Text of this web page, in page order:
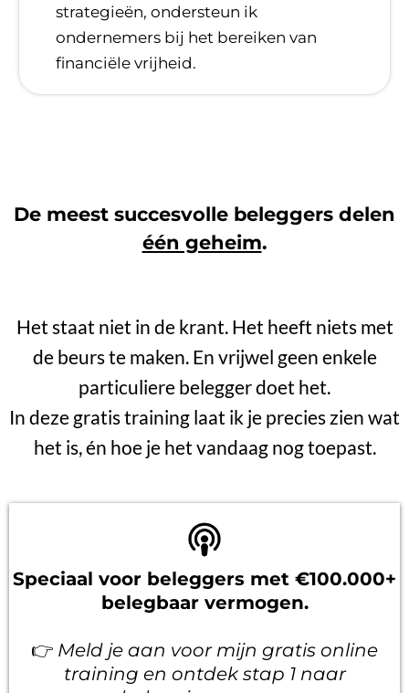
strategieën, ondersteun ik
ondernemers bij het bereiken van
financiële vrijheid.
De meest succesvolle beleggers delen
één geheim.
Het staat niet in de krant. Het heeft niets met
de beurs te maken. En vrijwel geen enkele
particuliere belegger doet het.
In deze gratis training laat ik je precies zien wat
het is, én hoe je het vandaag nog toepast.
Speciaal voor beleggers met €100.000+
belegbaar vermogen.
👉 Meld je aan voor mijn gratis online
training en ontdek stap 1 naar